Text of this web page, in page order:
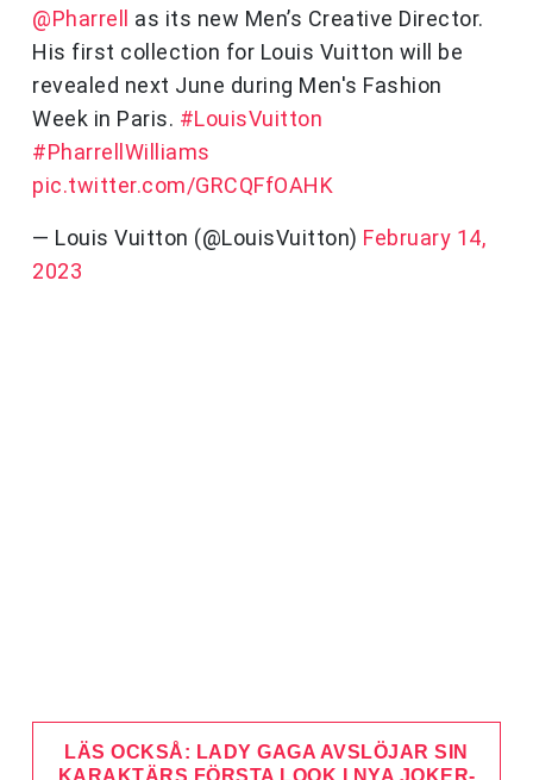
@Pharrell
as its new Men’s Creative Director.
His first collection for Louis Vuitton will be
revealed next June during Men's Fashion
Week in Paris. #LouisVuitton
#PharrellWilliams
pic.twitter.com/GRCQFfOAHK
— Louis Vuitton (@LouisVuitton) February 14,
2023
LÄS OCKSÅ: LADY GAGA AVSLÖJAR SIN